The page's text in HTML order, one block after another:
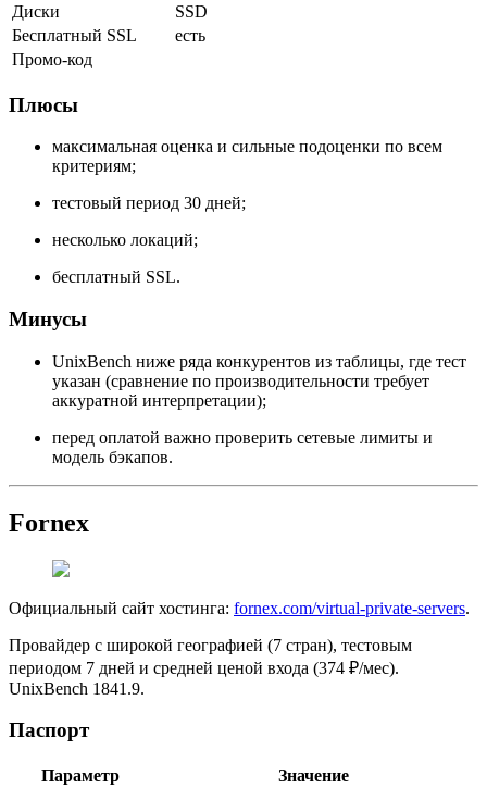
Диски
SSD
Бесплатный SSL
есть
Промо-код
Плюсы
максимальная оценка и сильные подоценки по всем
критериям;
тестовый период 30 дней;
несколько локаций;
бесплатный SSL.
Минусы
UnixBench ниже ряда конкурентов из таблицы, где тест
указан (сравнение по производительности требует
аккуратной интерпретации);
перед оплатой важно проверить сетевые лимиты и
модель бэкапов.
Fornex
Официальный сайт хостинга: fornex.com/virtual-private-servers.
Провайдер с широкой географией (7 стран), тестовым
периодом 7 дней и средней ценой входа (374 ₽/мес).
UnixBench 1841.9.
Паспорт
Параметр
Значение